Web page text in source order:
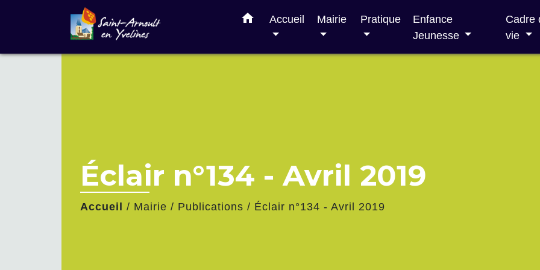
home Accueil Mairie Pratique
Enfance
Jeunesse
Cadre
vie
Éclair n°134 - Avril 2019
Accueil / Mairie / Publications / Éclair n°134 - Avril 2019